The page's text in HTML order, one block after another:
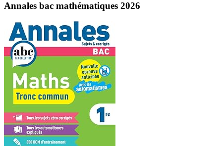
Annales bac mathématiques 2026